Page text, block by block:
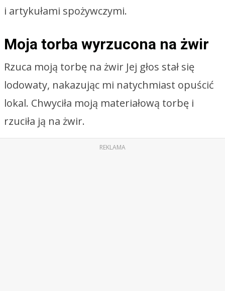
i artykułami spożywczymi.
Moja torba wyrzucona na żwir
Rzuca moją torbę na żwir Jej głos stał się
lodowaty, nakazując mi natychmiast opuścić
lokal. Chwyciła moją materiałową torbę i
rzuciła ją na żwir.
REKLAMA